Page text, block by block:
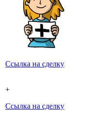
Ссылка на сделку
+
Ссылка на сделку